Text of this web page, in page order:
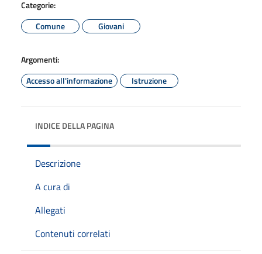
Categorie:
Comune
Giovani
Argomenti:
Accesso all'informazione
Istruzione
INDICE DELLA PAGINA
Descrizione
A cura di
Allegati
Contenuti correlati